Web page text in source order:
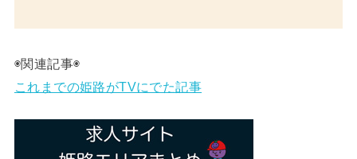
◉関連記事◉
これまでの姫路がTVにでた記事